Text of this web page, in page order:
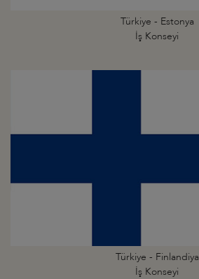
Türkiye - Estonya
İş Konseyi
Türkiye - Finlandiya
İş Konseyi